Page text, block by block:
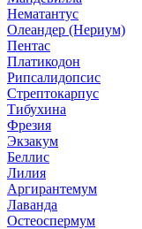
Нематантус
Олеандер (Нериум)
Пентас
Платикодон
Рипсалидопсис
Стрептокарпус
Тибухина
Фрезия
Экзакум
Беллис
Лилия
Аргирантемум
Лаванда
Остеоспермум